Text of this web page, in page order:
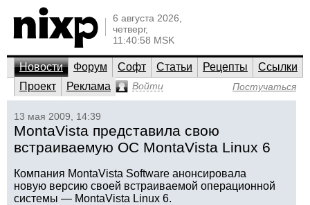
6 августа 2026,
четверг,
11:40:58 MSK
Новости Форум Софт Статьи Рецепты
Ссылки
Проект
Реклама Войти Постучаться
13 мая 2009, 14:39
MontaVista представила свою
встраиваемую ОС MontaVista Linux 6
Компания MontaVista Software анонсировала
новую версию своей встраиваемой операционной
системы — MontaVista Linux 6.